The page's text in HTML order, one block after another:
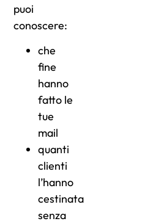
puoi
conoscere:
che
fine
hanno
fatto le
tue
mail
quanti
clienti
l’hanno
cestinata
senza